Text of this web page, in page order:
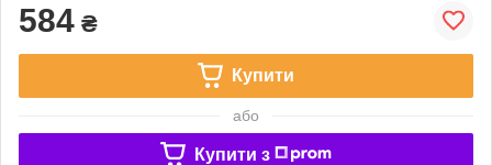
584 ₴
Купити
або
Купити з